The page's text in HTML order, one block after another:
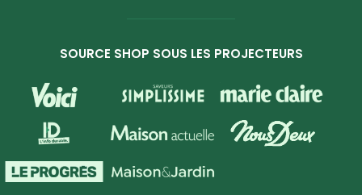
SOURCE SHOP SOUS LES PROJECTEURS